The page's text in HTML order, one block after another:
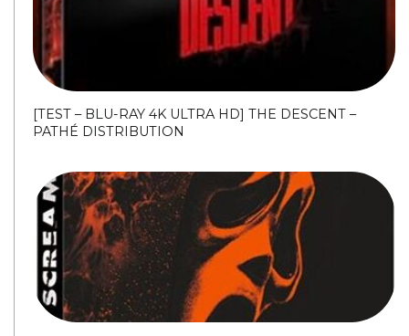
[TEST – BLU-RAY 4K ULTRA HD] THE DESCENT –
PATHÉ DISTRIBUTION